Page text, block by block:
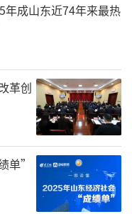
海洋合作新样板
洋强国建设战略
全面展示山东在
生态、对外合作等
释山东始终坚持
造现代海洋经济
成山东近74年来最热
革创
单”